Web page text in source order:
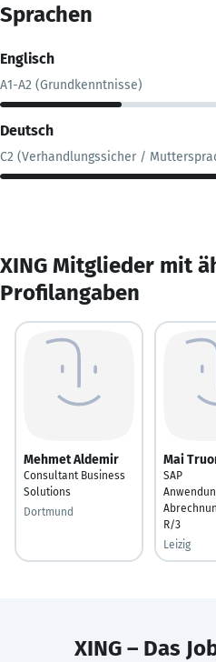
Sprachen
Englisch
A1-A2 (Grundkenntnisse)
Deutsch
C2 (Verhandlungssicher /
XING Mitglieder mit
Profilangaben
Mehmet Aldemir
Consultant Business
Solutions
Dortmund
Mai
SAP
R/3
Leizig
XING – Das